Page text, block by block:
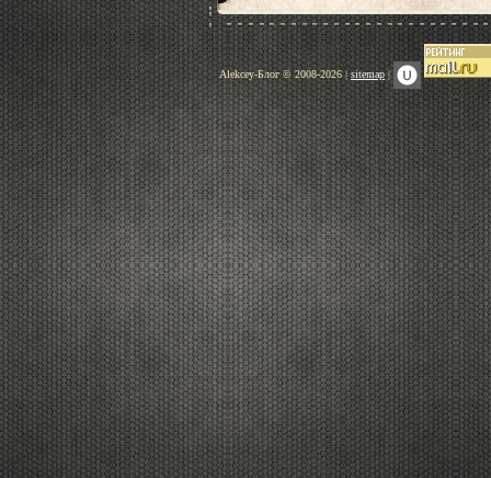
Alekcey-Блог © 2008-2026 |sitemap |